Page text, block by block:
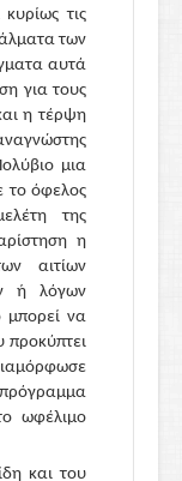
τις
των
αυτά
για τους
η τέρψη
μια
το όφελος
της
η
αιτίων
ή λόγων
μπορεί να
προκύπτει
ωφέλιμο
και του